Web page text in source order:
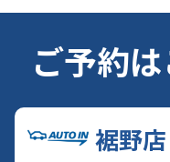
ご予約
裾野店